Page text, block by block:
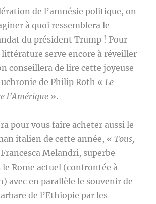
de l’amnésie politique, on
à quoi ressemblera le
du président Trump ! Pour
serve encore à réveiller
conseillera de lire cette joyeuse
de Philip Roth «Le
l’Amérique ».
pour vous faire acheter aussi le
italien de cette année, «Tous,
Melandri, superbe
le Rome actuel (confrontée à
avec en parallèle le souvenir de
de l’Ethiopie par les